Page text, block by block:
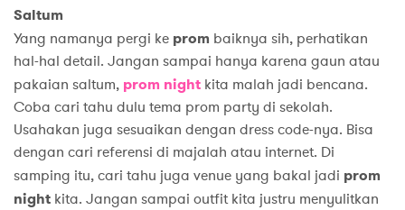
Saltum
Yang namanya pergi ke prom baiknya sih, perhatikan
hal-hal detail. Jangan sampai hanya karena gaun atau
pakaian saltum, prom night kita malah jadi bencana.
Coba cari tahu dulu tema prom party di sekolah.
Usahakan juga sesuaikan dengan dress code-nya. Bisa
dengan cari referensi di majalah atau internet. Di
samping itu, cari tahu juga venue yang bakal jadi prom
night kita. Jangan sampai outfit kita justru menyulitkan